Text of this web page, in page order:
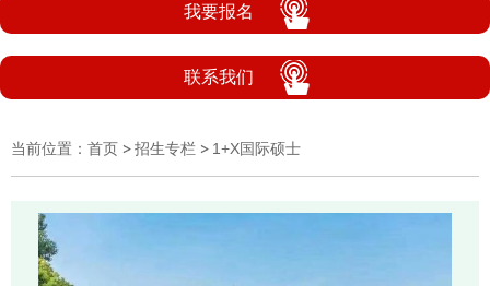
我要报名
联系我们
当前位置： 首页 招生专栏 1+X国际硕士